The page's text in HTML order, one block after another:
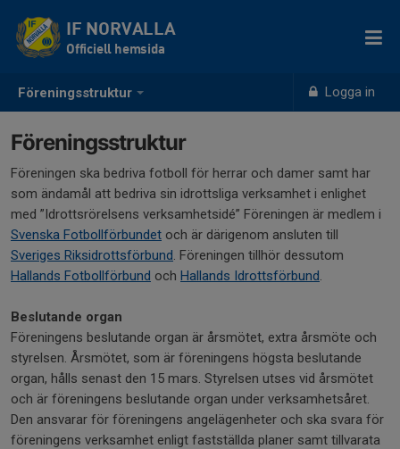
Föreningsstruktur Logga in
IF NORVALLA
Officiell hemsida
Föreningsstruktur
Föreningen ska bedriva fotboll för herrar och damer samt har
som ändamål att bedriva sin idrottsliga verksamhet i enlighet
med ”Idrottsrörelsens verksamhetsidé” Föreningen är medlem i
Svenska Fotbollförbundet och är därigenom ansluten till
Sveriges Riksidrottsförbund. Föreningen tillhör dessutom
Hallands Fotbollförbund och Hallands Idrottsförbund.
Beslutande organ
Föreningens beslutande organ är årsmötet, extra årsmöte och
styrelsen. Årsmötet, som är föreningens högsta beslutande
organ, hålls senast den 15 mars. Styrelsen utses vid årsmötet
och är föreningens beslutande organ under verksamhetsåret.
Den ansvarar för föreningens angelägenheter och ska svara för
föreningens verksamhet enligt fastställda planer samt tillvarata